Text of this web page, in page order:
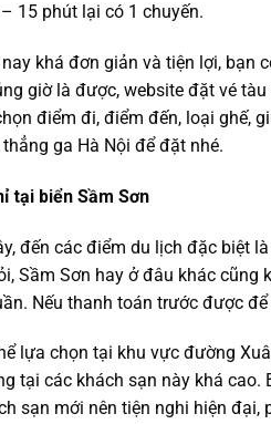
15 phút lại có 1 chuyến.
khá đơn giản và tiện lợi, bạn
giờ là được, website đặt vé
điểm đi, điểm đến, loại ghế,
ga Hà Nội để đặt nhé.
tại biển Sầm Sơn
đến các điểm du lịch đặc biệt
Sầm Sơn hay ở đâu khác
Nếu thanh toán trước được
lựa chọn tại khu vực đường
tại các khách sạn này khá
sạn mới nên tiện nghi hiện